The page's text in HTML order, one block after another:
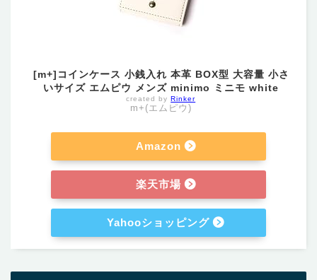
[m+]コインケース 小銭入れ 本革 BOX型 大容量 小さ
いサイズ エムピウ メンズ minimo ミニモ white
created byRinker
m+(エムピウ)
Amazon
楽天市場
Yahooショッピング